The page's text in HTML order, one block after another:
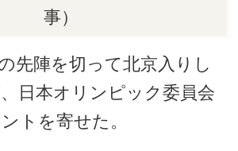
事）
先陣を切って北京入りし
日本オリンピック委員会
トを寄せた。